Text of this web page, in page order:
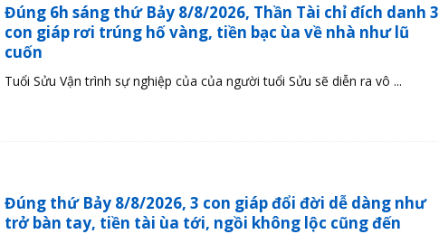
Đúng 6h sáng thứ Bảy 8/8/2026, Thần Tài chỉ đích danh 3
con giáp rơi trúng hố vàng, tiền bạc ùa về nhà như lũ
cuốn
Tuổi Sửu Vận trình sự nghiệp của của người tuổi Sửu sẽ diễn ra vô ...
Đúng thứ Bảy 8/8/2026, 3 con giáp đổi đời dễ dàng như
trở bàn tay, tiền tài ùa tới, ngồi không lộc cũng đến